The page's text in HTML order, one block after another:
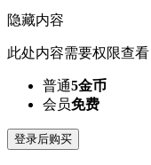
隐藏内容
此处内容需要权限查看
普通5金币
会员免费
登录后购买